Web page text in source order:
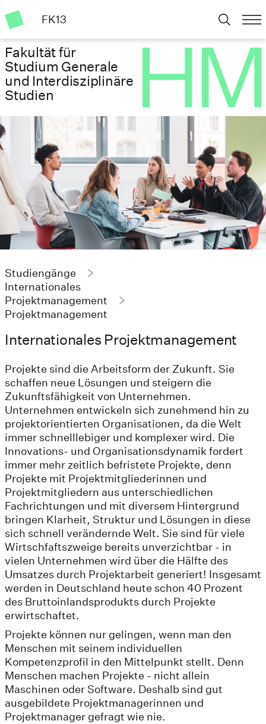
FK13
Fakultät für
Studium Generale
und Interdisziplinäre
Studien
Studiengänge
Internationales
Projektmanagement
Projektmanagement
Internationales Projektmanagement
Projekte sind die Arbeitsform der Zukunft. Sie
schaffen neue Lösungen und steigern die
Zukunftsfähigkeit von Unternehmen.
Unternehmen entwickeln sich zunehmend hin zu
projektorientierten Organisationen, da die Welt
immer schnelllebiger und komplexer wird. Die
Innovations- und Organisationsdynamik fordert
immer mehr zeitlich befristete Projekte, denn
Projekte mit Projektmitgliederinnen und
Projektmitgliedern aus unterschiedlichen
Fachrichtungen und mit diversem Hintergrund
bringen Klarheit, Struktur und Lösungen in diese
sich schnell verändernde Welt. Sie sind für viele
Wirtschfaftszweige bereits unverzichtbar - in
vielen Unternehmen wird über die Hälfte des
Umsatzes durch Projektarbeit generiert! Insgesamt
werden in Deutschland heute schon 40 Prozent
des Bruttoinlandsprodukts durch Projekte
erwirtschaftet.
Projekte können nur gelingen, wenn man den
Menschen mit seinem individuellen
Kompetenzprofil in den Mittelpunkt stellt. Denn
Menschen machen Projekte - nicht allein
Maschinen oder Software. Deshalb sind gut
ausgebildete Projektmanagerinnen und
Projektmanager gefragt wie nie.